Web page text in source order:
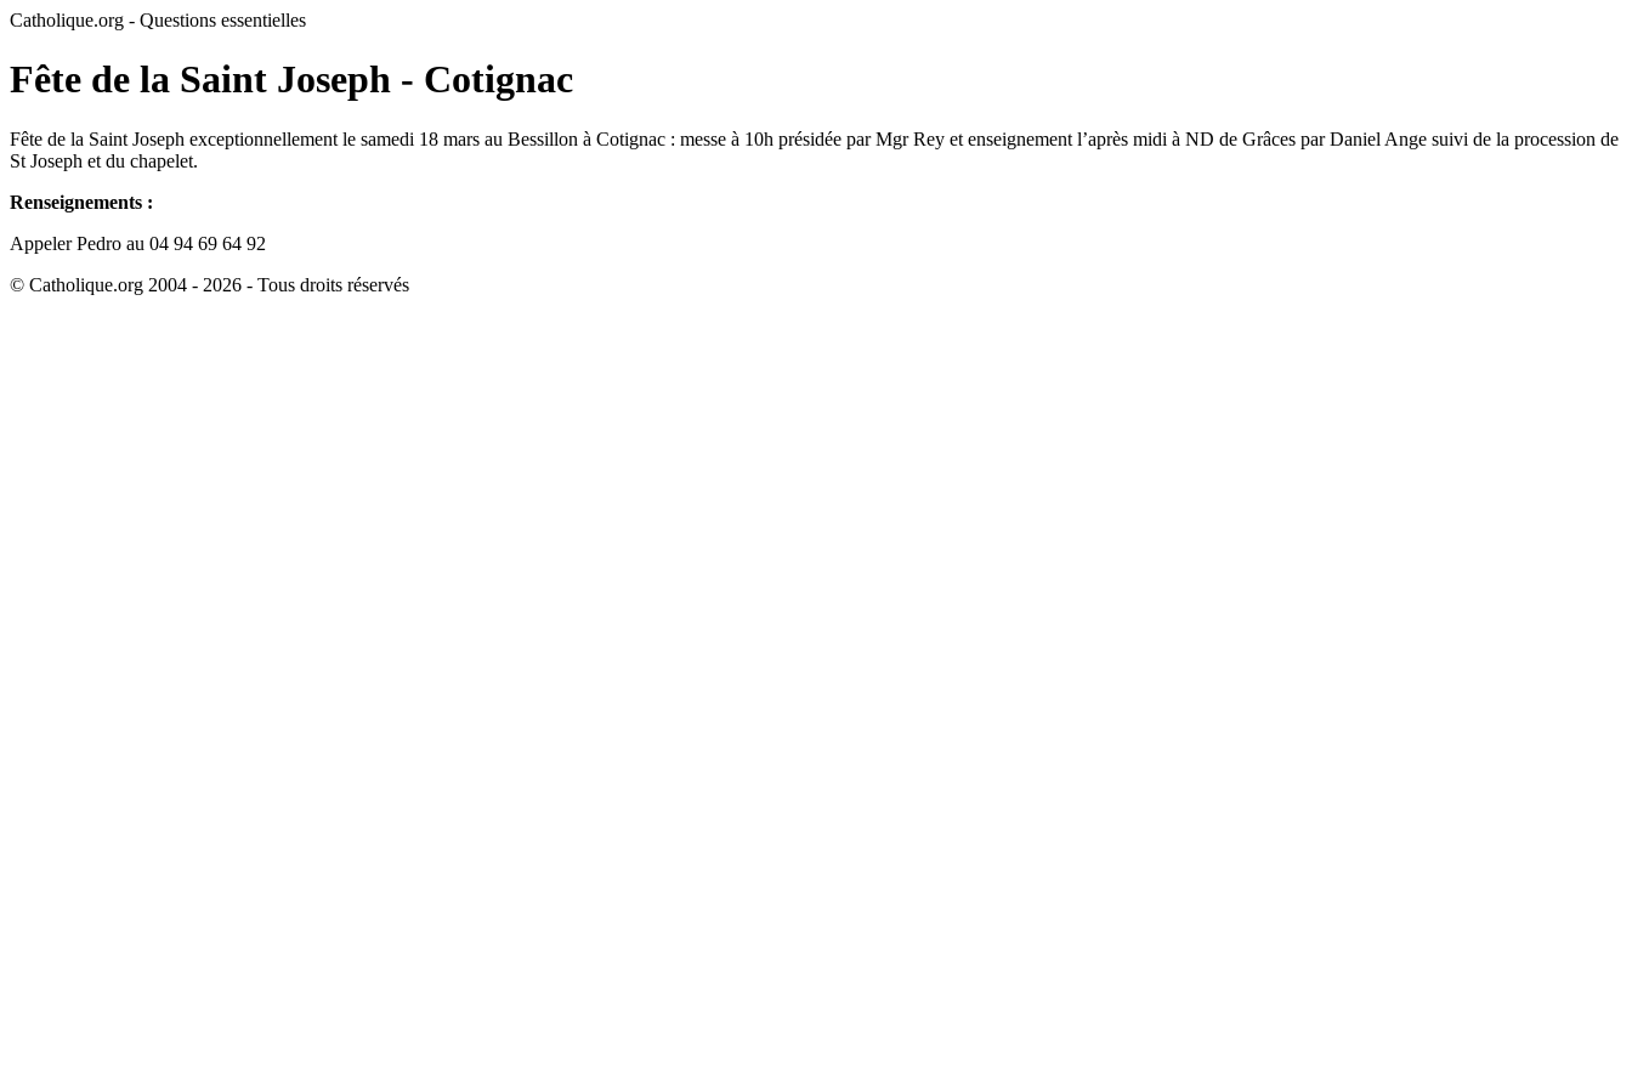
Catholique.org - Questions essentielles
Fête de la Saint Joseph - Cotignac
Fête de la Saint Joseph exceptionnellement le samedi 18 mars au Bessillon à Cotignac : messe à 10h présidée par Mgr Rey et enseignement l’après midi à ND de Grâces par Daniel Ange suivi de la procession de
St Joseph et du chapelet.
Renseignements :
Appeler Pedro au 04 94 69 64 92
© Catholique.org 2004 - 2026 - Tous droits réservés